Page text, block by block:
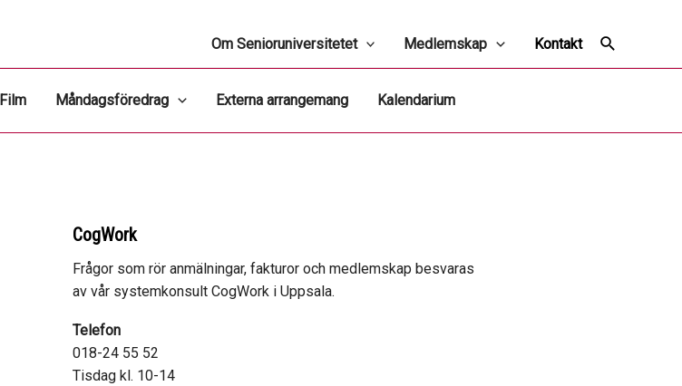
Om Senioruniversitetet Medlemskap Kontakt Sök
Film Måndagsföredrag Externa arrangemang Kalendarium
CogWork
Frågor som rör anmälningar, fakturor och medlemskap besvaras
av vår systemkonsult CogWork i Uppsala.
Telefon
018-24 55 52
Tisdag kl. 10-14